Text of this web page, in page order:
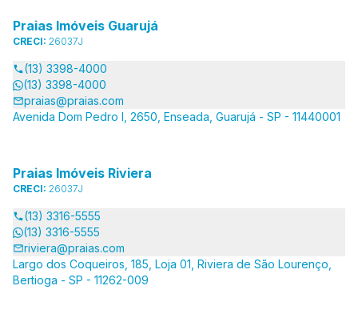
Praias Imóveis Guarujá
CRECI: 26037J
(13) 3398-4000
(13) 3398-4000
praias@praias.com
Avenida Dom Pedro I, 2650, Enseada, Guarujá - SP - 11440001
Praias Imóveis Riviera
CRECI: 26037J
(13) 3316-5555
(13) 3316-5555
riviera@praias.com
Largo dos Coqueiros, 185, Loja 01, Riviera de São Lourenço,
Bertioga - SP - 11262-009